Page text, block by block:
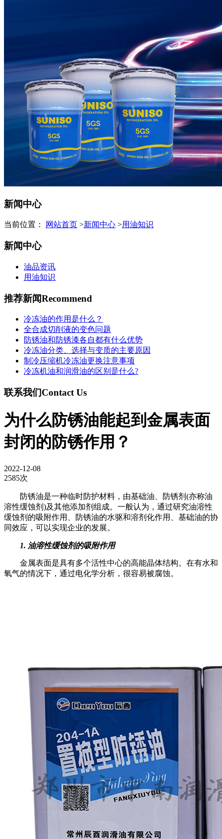
新闻中心
当前位置： 网站首页 >新闻中心 >用油知识
新闻中心
油品资讯
用油知识
推荐新闻Recommend
冷冻油的作用是什么？
全合成切削液的变色问题
防锈油和防锈漆各自都有什么优势
冷冻油分类、选择与变质的主要原因
制冷压缩机冷冻油更换注意事项
冷冻机油和润滑油的区别是什么?
联系我们Contact Us
为什么防锈油能起到金属表面
封闭的防锈作用？
2022-12-08
2585次
防锈油是一种临时防护材料，由基础油、防锈剂(亦称油
溶性缓蚀剂)及其他添加剂组成。一般认为，通过研究油溶性
缓蚀剂的吸附作用、防锈油的水驱和溶剂化作用、基础油的协
同效应，可以实现企业的发展。
1. 油溶性缓蚀剂的吸附作用
金属表面是具有多个活性中心的高能晶体结构。在有水和
氧气的情况下，通过电化学分析，很容易被腐蚀。